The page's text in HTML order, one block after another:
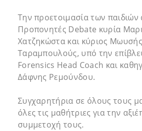
Την προετοιμασία των παιδιών
Προπονητές Debate κυρία
Χατζηκώστα και κύριος Μωυσής
Ταραμπουλούς, υπό την
Forensics Head Coach και
Δάφνης Ρεμούνδου.
Συγχαρητήρια σε όλους τους
όλες τις μαθήτριες για την
συμμετοχή τους.